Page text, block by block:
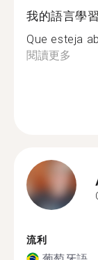
我的語言學
Que esteja
閱讀更多
流利